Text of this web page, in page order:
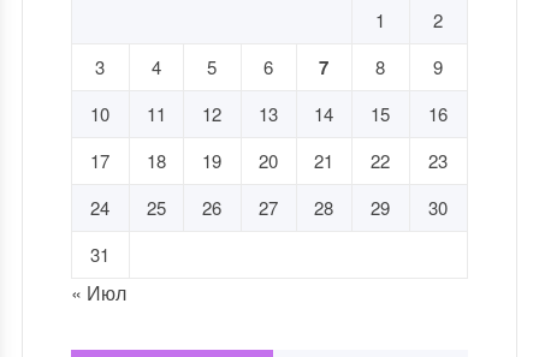
1
2
3
4 5 6 7 8
9
10
11 12 13 14 15
16
17
18 19 20 21 22
23
24
25 26 27 28 29
30
31
« Июл